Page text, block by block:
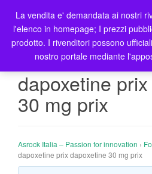
dapoxetine
30 mg prix
Asrock Italia – Passion for innovation ›
dapoxetine prix dapoxetine 30 mg prix
La vendita e' demandata ai nostri
l'elenco in homepage; I prezzi
prodotto. I rivenditori possono
nostro portale mediante